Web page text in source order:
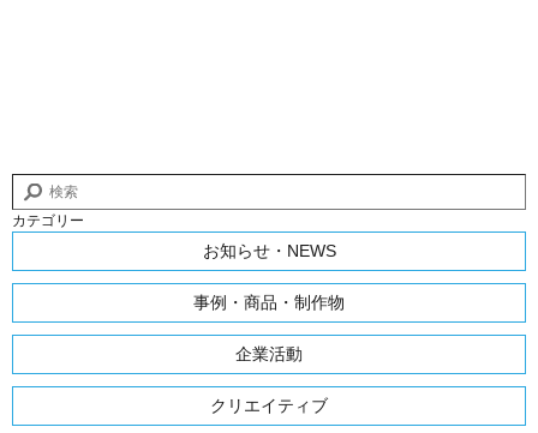
カテゴリー
お知らせ・NEWS
事例・商品・制作物
企業活動
クリエイティブ